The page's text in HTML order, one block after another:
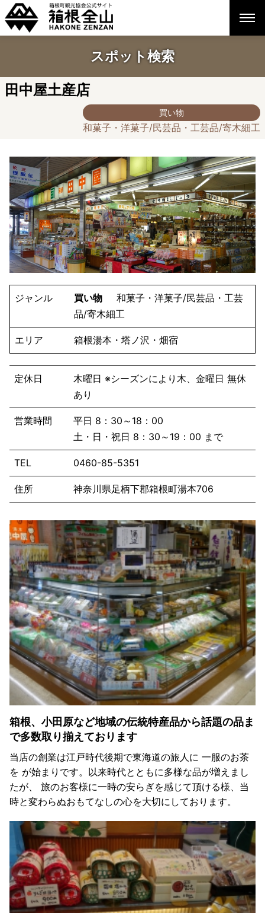
スポット検索
田中屋土産店
買い物
和菓子・洋菓子/民芸品・工芸品/寄木細工
ジャンル 買い物
和菓子・洋菓子/民芸品・工芸
品/寄木細工
エリア 箱根湯本・塔ノ沢・畑宿
定休日
木曜日 ※シーズンにより木、金曜日 無休
あり
営業時間
平日 8：30～18：00
土・日・祝日 8：30～19：00 まで
TEL 0460-85-5351
住所 神奈川県足柄下郡箱根町湯本706
箱根、小田原など地域の伝統特産品から話題の品ま
で多数取り揃えております
当店の創業は江戸時代後期で東海道の旅人に 一服のお茶
を が始まりです。以来時代とともに多様な品が増えまし
たが、 旅のお客様に一時の安らぎを感じて頂ける様、当
時と変わらぬおもてなしの心を大切にしております。